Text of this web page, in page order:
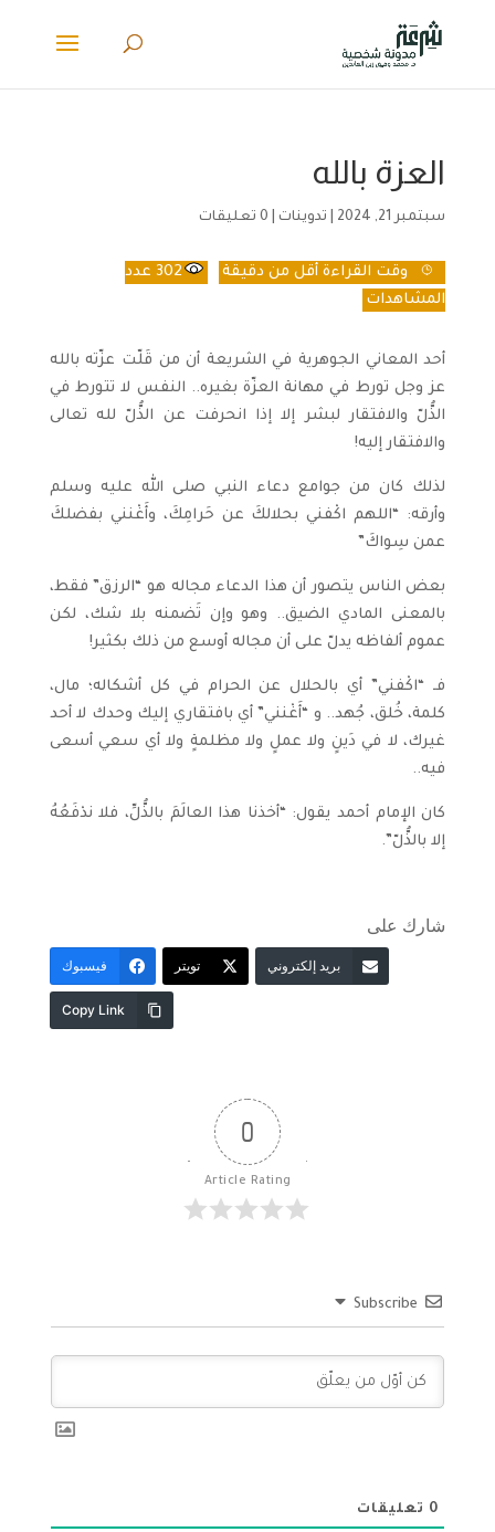
العزة بالله
سبتمبر 21, 2024 تدوينات| 0 تعليقات
وقت القراءةأقل من دقيقة 302 عدد
المشاهدات
أحد المعاني الجوهرية في الشريعة أن من قَلّت عزّته بالله
عز وجل تورط في مهانة العزّة بغيره.. النفس لا تتورط في
الذُّلّ والافتقار لبشر إلا إذا انحرفت عن الذُّلّ لله تعالى
والافتقار إليه!
لذلك كان من جوامع دعاء النبي صلى الله عليه وسلم
وأرقه: “اللهم اكْفني بحلالكَ عن حَرامِكَ، وأَغْنني بفضلكَ
عمن سِواكَ”
بعض الناس يتصور أن هذا الدعاء مجاله هو “الرزق” فقط،
بالمعنى المادي الضيق.. وهو وإن تَضمنه بلا شك، لكن
عموم ألفاظه يدلّ على أن مجاله أوسع من ذلك بكثير!
فـ “اكْفني” أي بالحلال عن الحرام في كل أشكاله؛ مال،
كلمة، خُلق، جُهد.. و “أَغْنني” أي بافتقاري إليك وحدك لا أحد
غيرك، لا في دَينٍ ولا عملٍ ولا مظلمةٍ ولا أي سعي أسعى
فيه..
كان الإمام أحمد يقول: “أخذنا هذا العالَمَ بالذُّلِّ، فلا ندْفَعُهُ
إلا بالذُّلّ”.
شارك على
فيسبوك تويتر بريد إلكتروني
Copy Link
0
Article Rating
Subscribe
0 تعليقات